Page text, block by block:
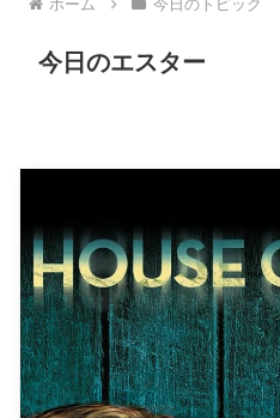
ホーム 今日のトピック
今日のエスター